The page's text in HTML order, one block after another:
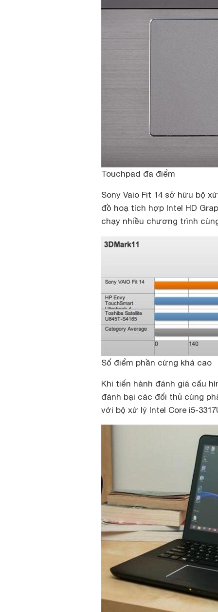
Touchpad đa điểm
Sony Vaio Fit 14sở hữu bộ xử
đồ hoạ tích hợp Intel HD
chạy nhiều chương trình
Số điểm phần cứng khá cao
Khi tiến hành đánh giá cấu
đánh bại các đối thủ cùng
với bộ xử lý Intel Core i5-